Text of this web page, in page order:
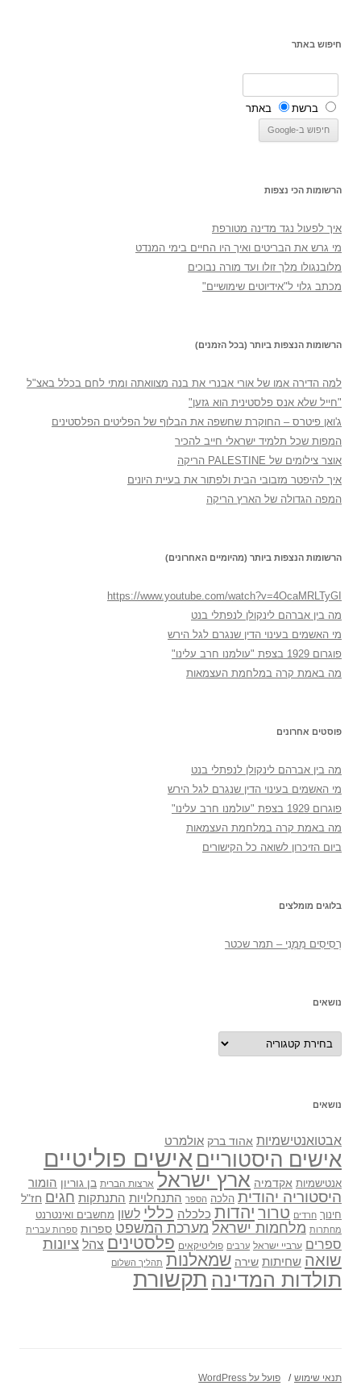
חיפוש באתר
ברשת באתר
הרשומות הכי נצפות
איך לפעול נגד מדינה מטורפת
מי גרש את הבריטים ואיך היו החיים בימי המנדט
מלובנגולו מלך זולו ועד מורה נבוכים
מכתב גלוי ל"אידיוטים שימושיים"
הרשומות הנצפות ביותר (בכל הזמנים)
למה הדירה אמו של אורי אבנרי את בנה מצוואתה ומתי לחם בכלל באצ"ל
"חייל שלא אנס פלסטינית הוא גזען"
ג'ואן פיטרס – החוקרת שחשפה את הבלוף של הפליטים הפלסטינים
המפות שכל תלמיד ישראלי חייב להכיר
אוצר צילומים של PALESTINE הריקה
איך להיפטר מזבובי הבית ולפתור את בעיית היונים
המפה הגדולה של הארץ הריקה
הרשומות הנצפות ביותר (מהיומיים האחרונים)
https://www.youtube.com/watch?v=4OcaMRLTyGI
מה בין אברהם לינקולן לנפתלי בנט
מי האשמים בעינוי הדין שנגרם לגל הירש
פוגרום 1929 בצפת "עולמנו חרב עלינו"
מה באמת קרה במלחמת העצמאות
פוסטים אחרונים
מה בין אברהם לינקולן לנפתלי בנט
מי האשמים בעינוי הדין שנגרם לגל הירש
פוגרום 1929 בצפת "עולמנו חרב עלינו"
מה באמת קרה במלחמת העצמאות
ביום הזיכרון לשואה כל הקישורים
בלוגים מומלצים
רְסִיסִים מִמֶנִי – תמר שכטר
נושאים
נושאים
נושאים
אבטואנטישמיות אהוד ברק אולמרט
אישים היסטוריים אישים פוליטיים
אנטישמיות אקדמיה ארץ ישראל ארצות הברית בן גוריון הומור
היסטוריה יהודית הלכה הספר התנחלויות התנתקות חגים חז"ל
חינוך חרדים טרור יהדות כלכלה כללי לשון מחשבים ואינטרנט
מחתרות מלחמות ישראל מערכת המשפט ספרות ספרות עברית
ספרים ערביי ישראל ערבים פוליטיקאים פלסטינים צהל ציונות
שואה שחיתות שירה שמאלנות תהליך השלום
תולדות המדינה תקשורת
תנאי שימוש פועל על WordPress